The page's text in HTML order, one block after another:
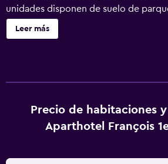
unidades disponen de suelo de
totalmente equipada con nevera,
pantalla plana con canales vía
Leer más
Precio de habitaciones
Aparthotel François